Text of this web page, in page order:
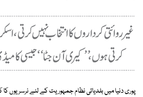
پوری دنیا میں بلدیاتی نظام جمہوریت کے لئے نرسریوں کا